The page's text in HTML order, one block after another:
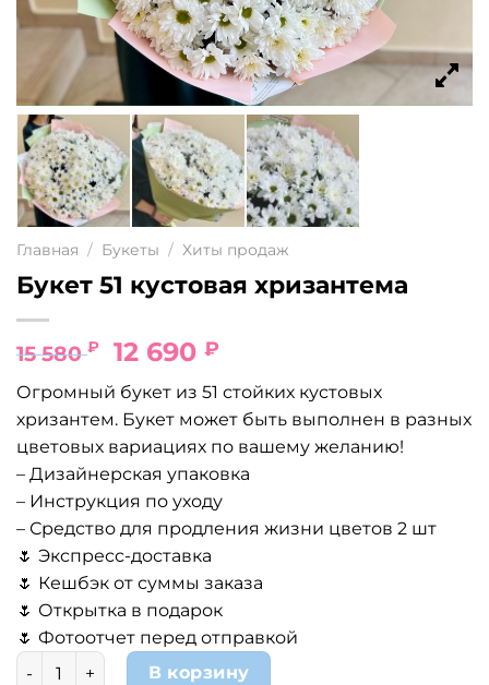
Главная / Букеты / Хиты продаж
Букет 51 кустовая хризантема
15 580₽
Первоначальная
цена
составляла
15
580 ₽.
12 690 ₽Текущая
цена:
12
690 ₽.
Огромный букет из 51 стойких кустовых
хризантем. Букет может быть выполнен в разных
цветовых вариациях по вашему желанию!
– Дизайнерская упаковка
– Инструкция по уходу
– Средство для продления жизни цветов 2 шт
🌷 Экспресс-доставка
🌷 Кешбэк от суммы заказа
🌷 Открытка в подарок
🌷 Фотоотчет перед отправкой
Количество товара Букет 51 кустовая хризантема
В корзину